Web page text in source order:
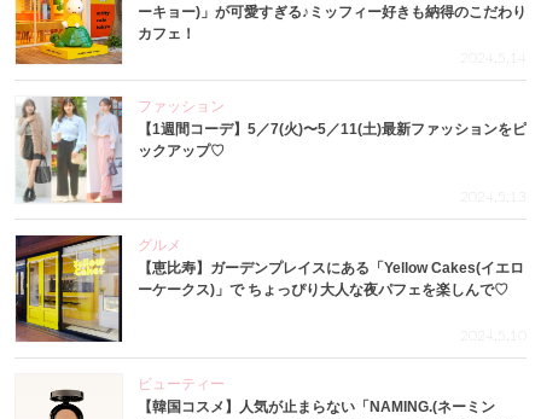
ーキョー)」が可愛すぎる♪ミッフィー好きも納得のこだわり
カフェ！
2024.5.14
ファッション
【1週間コーデ】5／7(火)〜5／11(土)最新ファッションをピ
ックアップ♡
2024.5.13
グルメ
【恵比寿】ガーデンプレイスにある「Yellow Cakes(イエロ
ーケークス)」で ちょっぴり大人な夜パフェを楽しんで♡
2024.5.10
ビューティー
【韓国コスメ】人気が止まらない「NAMING.(ネーミン